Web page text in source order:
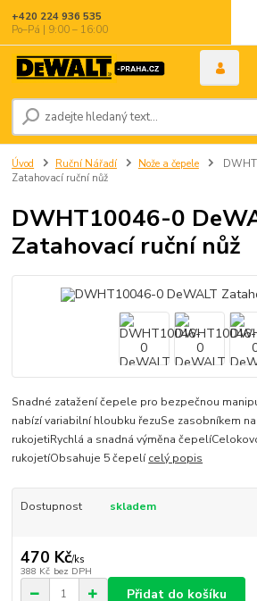
+420 224 936 535
Po–Pá | 9:00 – 16:00
Úvod Ruční Nářadí Nože a čepele
Zatahovací ruční nůž
DWHT10046-0
Zatahovací ruční nůž
Snadné zatažení čepele pro bezpečnou
nabízí variabilní hloubku řezuSe zasobníkem
rukojetiRychlá a snadná výměna
rukojetíObsahuje 5 čepelícelý popis
Dostupnost skladem
470 Kč/ks
388 Kč bez DPH
Přidat do košíku